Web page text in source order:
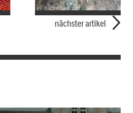
nächster artikel